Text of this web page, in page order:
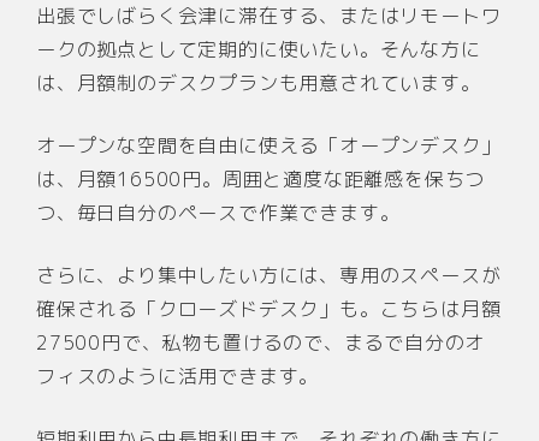
出張でしばらく会津に滞在する、またはリモートワ
ークの拠点として定期的に使いたい。そんな方に
は、月額制のデスクプランも用意されています。
オープンな空間を自由に使える「オープンデスク」
は、月額16500円。周囲と適度な距離感を保ちつ
つ、毎日自分のペースで作業できます。
さらに、より集中したい方には、専用のスペースが
確保される「クローズドデスク」も。こちらは月額
27500円で、私物も置けるので、まるで自分のオ
フィスのように活用できます。